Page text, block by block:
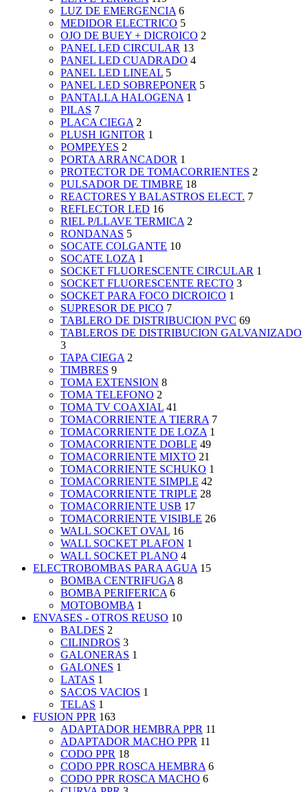
LUZ DE EMERGENCIA 6
MEDIDOR ELECTRICO 5
OJO DE BUEY + DICROICO 2
PANEL LED CIRCULAR 13
PANEL LED CUADRADO 4
PANEL LED LINEAL 5
PANEL LED SOBREPONER 5
PANTALLA HALOGENA 1
PILAS 7
PLACA CIEGA 2
PLUSH IGNITOR 1
POMPEYES 2
PORTA ARRANCADOR 1
PROTECTOR DE TOMACORRIENTES 2
PULSADOR DE TIMBRE 18
REACTORES Y BALASTROS ELECT. 7
REFLECTOR LED 16
RIEL P/LLAVE TERMICA 2
RONDANAS 5
SOCATE COLGANTE 10
SOCATE LOZA 1
SOCKET FLUORESCENTE CIRCULAR 1
SOCKET FLUORESCENTE RECTO 3
SOCKET PARA FOCO DICROICO 1
SUPRESOR DE PICO 7
TABLERO DE DISTRIBUCION PVC 69
TABLEROS DE DISTRIBUCION GALVANIZADO
3
TAPA CIEGA 2
TIMBRES 9
TOMA EXTENSION 8
TOMA TELEFONO 2
TOMA TV COAXIAL 41
TOMACORRIENTE A TIERRA 7
TOMACORRIENTE DE LOZA 1
TOMACORRIENTE DOBLE 49
TOMACORRIENTE MIXTO 21
TOMACORRIENTE SCHUKO 1
TOMACORRIENTE SIMPLE 42
TOMACORRIENTE TRIPLE 28
TOMACORRIENTE USB 17
TOMACORRIENTE VISIBLE 26
WALL SOCKET OVAL 16
WALL SOCKET PLAFON 1
WALL SOCKET PLANO 4
ELECTROBOMBAS PARA AGUA 15
BOMBA CENTRIFUGA 8
BOMBA PERIFERICA 6
MOTOBOMBA 1
ENVASES - OTROS REUSO 10
BALDES 2
CILINDROS 3
GALONERAS 1
GALONES 1
LATAS 1
SACOS VACIOS 1
TELAS 1
FUSION PPR 163
ADAPTADOR HEMBRA PPR 11
ADAPTADOR MACHO PPR 11
CODO PPR 18
CODO PPR ROSCA HEMBRA 6
CODO PPR ROSCA MACHO 6